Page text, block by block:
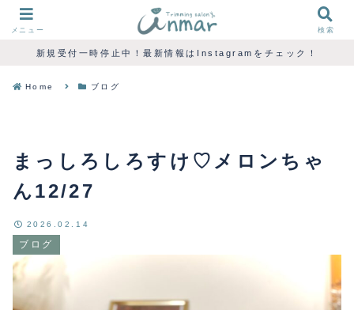
新規受付一時停止中！最新情報はInstagramをチェック！
Home ブログ
まっしろしろすけ♡メロンちゃ
ん12/27
ブログ
2026.02.14
メニュー 検索